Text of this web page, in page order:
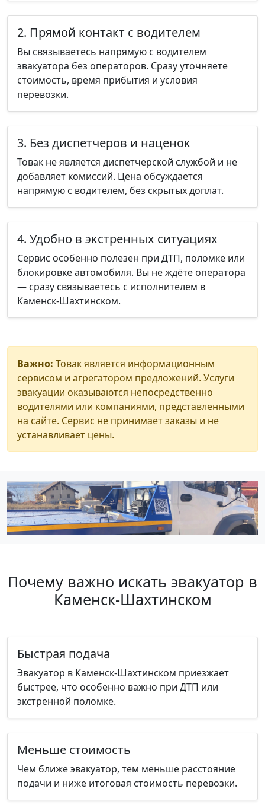
2. Прямой контакт с водителем
Вы связываетесь напрямую с водителем
эвакуатора без операторов. Сразу уточняете
стоимость, время прибытия и условия
перевозки.
3. Без диспетчеров и наценок
Товак не является диспетчерской службой и не
добавляет комиссий. Цена обсуждается
напрямую с водителем, без скрытых доплат.
4. Удобно в экстренных ситуациях
Сервис особенно полезен при ДТП, поломке или
блокировке автомобиля. Вы не ждёте оператора
— сразу связываетесь с исполнителем в
Каменск-Шахтинском.
Важно: Товак является информационным
сервисом и агрегатором предложений. Услуги
эвакуации оказываются непосредственно
водителями или компаниями, представленными
на сайте. Сервис не принимает заказы и не
устанавливает цены.
Почему важно искать эвакуатор в
Каменск-Шахтинском
Быстрая подача
Эвакуатор в Каменск-Шахтинском приезжает
быстрее, что особенно важно при ДТП или
экстренной поломке.
Меньше стоимость
Чем ближе эвакуатор, тем меньше расстояние
подачи и ниже итоговая стоимость перевозки.